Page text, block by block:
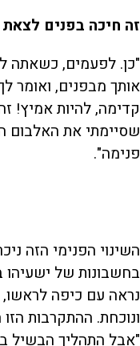
זה חיכה בפנים
"כן. לפעמים, כשאתה
אותך מבפנים, ואומר
קדימה, להיות אמיץ!
שסיימתי את האלבום
פנימה".
השינוי הפנימי הזה
בחשבונות של ישעיהו
נראה עם כיפה
ונוכחת. ההתקרבות
"אבל התהליך הבשיל